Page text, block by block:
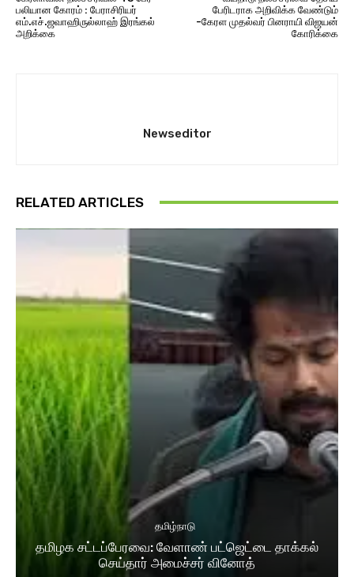
பலியான கோரம் : பேராசிரியர்
எம்.எச்.ஜவாஹிருல்லாஹ் இரங்கல்
அறிக்கை
பேரிடராக அறிவிக்க வேண்டும்
-கேரள முதல்வர் பினராயி விஜயன்
கோரிக்கை
Newseditor
RELATED ARTICLES
தமிழ்நாடு
தமிழக சட்​டப்​பேர​வை: வேளாண் பட்​ஜெட்டை தாக்கல்
செய்தார் அமைச்சர் வினோத்